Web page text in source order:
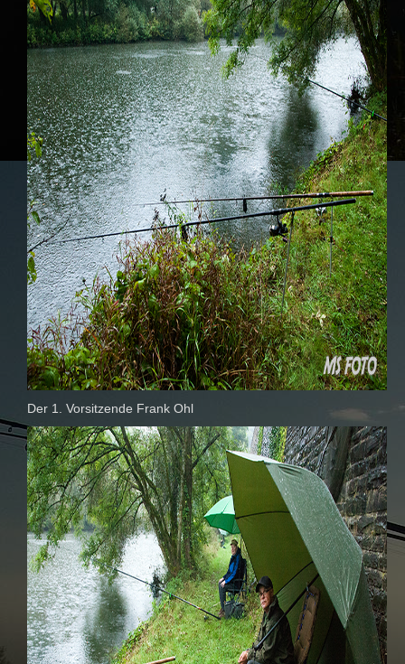
Der 1. Vorsitzende Frank Ohl